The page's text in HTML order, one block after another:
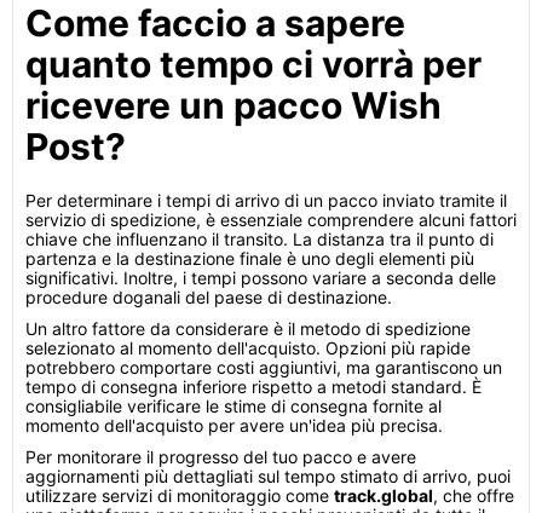
Come faccio a sapere
quanto tempo ci vorrà per
ricevere un pacco Wish
Post?
Per determinare i tempi di arrivo di un pacco inviato tramite il
servizio di spedizione, è essenziale comprendere alcuni fattori
chiave che influenzano il transito. La distanza tra il punto di
partenza e la destinazione finale è uno degli elementi più
significativi. Inoltre, i tempi possono variare a seconda delle
procedure doganali del paese di destinazione.
Un altro fattore da considerare è il metodo di spedizione
selezionato al momento dell'acquisto. Opzioni più rapide
potrebbero comportare costi aggiuntivi, ma garantiscono un
tempo di consegna inferiore rispetto a metodi standard. È
consigliabile verificare le stime di consegna fornite al
momento dell'acquisto per avere un'idea più precisa.
Per monitorare il progresso del tuo pacco e avere
aggiornamenti più dettagliati sul tempo stimato di arrivo, puoi
utilizzare servizi di monitoraggio come track.global, che offre